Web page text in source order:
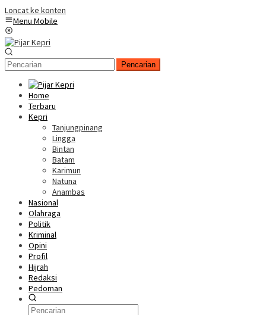
Loncat ke konten
Menu Mobile
Pencarian
Home
Terbaru
Kepri
Tanjungpinang
Lingga
Bintan
Batam
Karimun
Natuna
Anambas
Nasional
Olahraga
Politik
Kriminal
Opini
Profil
Hijrah
Redaksi
Pedoman